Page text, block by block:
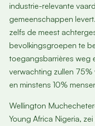
industrie-relevante
gemeenschappen
zelfs de meest
bevolkingsgroepen te
toegangsbarrières weg
verwachting zullen 75%
en minstens 10%
Wellington
Young Africa Nigeria,